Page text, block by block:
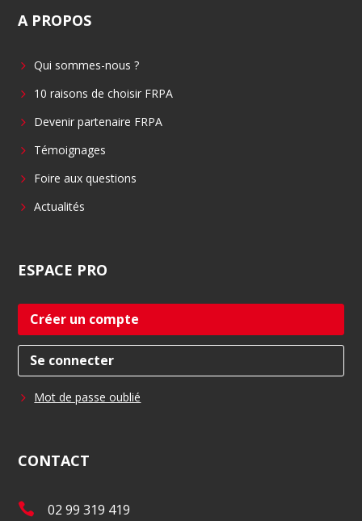
e
o
o
k
d
i
A PROPOS
Qui sommes-nous ?
10 raisons de choisir FRPA
Devenir partenaire FRPA
Témoignages
Foire aux questions
Actualités
ESPACE PRO
Créer un compte
Se connecter
Mot de passe oublié
CONTACT
T 02 99 319 419